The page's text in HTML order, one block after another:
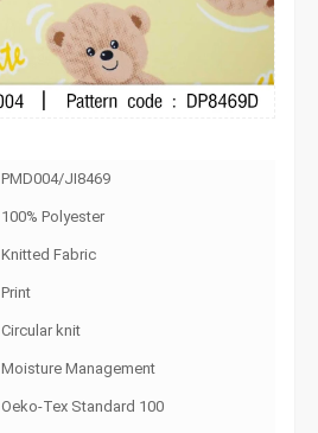
PMD004/JI8469
100% Polyester
Knitted Fabric
Print
Circular knit
Moisture Management
Oeko-Tex Standard 100